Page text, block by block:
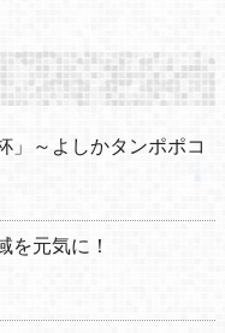
」～よしかタンポポコ
を元気に！